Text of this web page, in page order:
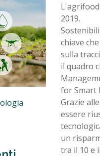
2019.
chiave
sulla
il quadro
for Smart
Grazie
essere
un
tra il 10 e